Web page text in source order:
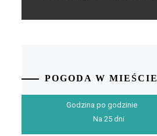
POGODA W MIEŚCIE
Godzina po godzinie
Na 25 dni